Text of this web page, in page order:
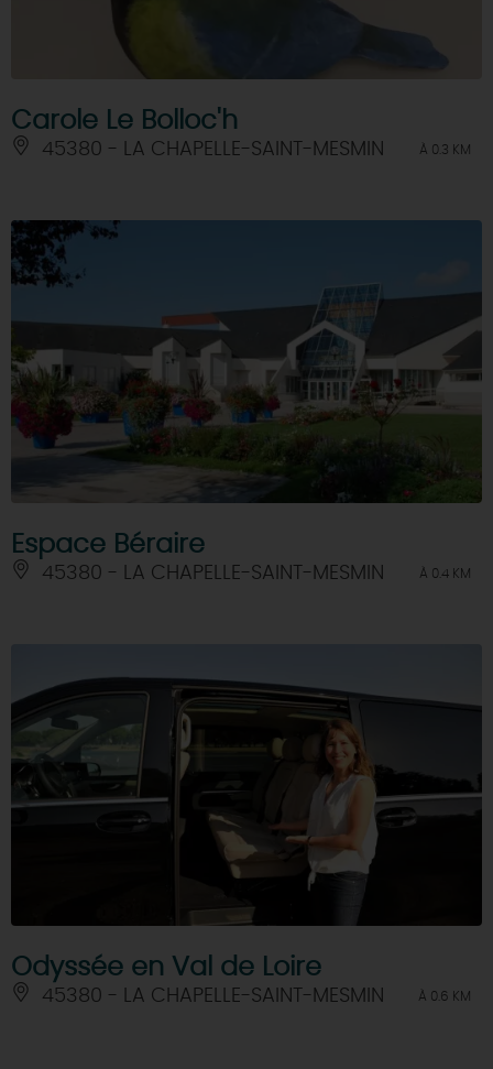
Carole Le Bolloc'h
45380 - LA CHAPELLE-SAINT-MESMIN À 0.3 KM
Espace Béraire
45380 - LA CHAPELLE-SAINT-MESMIN À 0.4 KM
Odyssée en Val de Loire
45380 - LA CHAPELLE-SAINT-MESMIN À 0.6 KM